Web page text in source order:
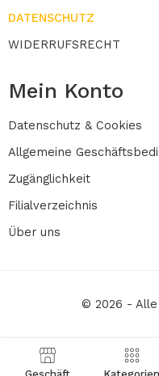
DATENSCHUTZ
WIDERRUFSRECHT
Mein Konto
Datenschutz & Cookies
Allgemeine
Zugänglichkeit
Filialverzeichnis
Über uns
© 2026 -